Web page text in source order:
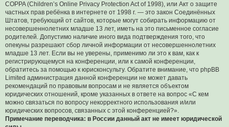
COPPA (Children’s Online Privacy Protection Act of 1998), или Акт о защите
частных прав ребёнка в интернете от 1998 г. — это закон Соединённых
Штатов, требующий от сайтов, которые могут собирать информацию от
несовершеннолетних младше 13 лет, иметь на это письменное согласие
родителей. Допустимо наличие иного вида подтверждения того, что
опекуны разрешают сбор личной информации от несовершеннолетних
младше 13 лет. Если вы не уверены, применимо ли это к вам, как к
регистрирующемуся на конференции, или к самой конференции,
обратитесь за помощью к юрисконсульту. Обратите внимание, что phpBB
Limited администрация данной конференции не может давать
рекомендаций по правовым вопросам и не является объектом
юридических отношений, кроме указанных в ответе на вопрос «С кем
можно связаться по вопросу некорректного использования и/или
юридических вопросов, связанных с этой конференцией?».
Примечание переводчика: в России данный акт не имеет юридической